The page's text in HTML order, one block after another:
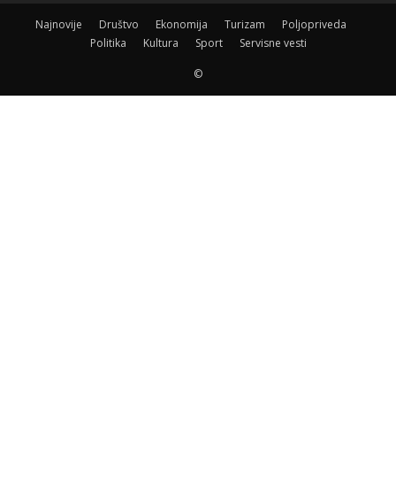
Najnovije Društvo Ekonomija Turizam
Poljopriveda
Politika
Kultura Sport Servisne vesti
©